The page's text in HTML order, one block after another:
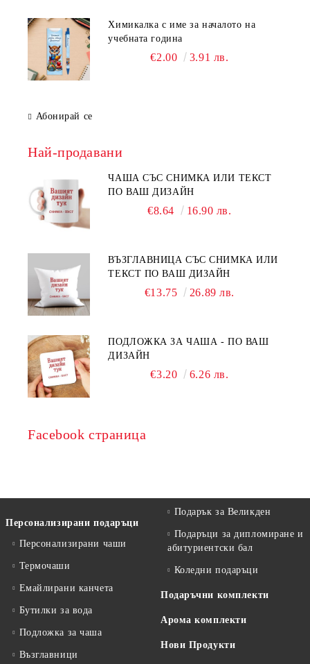
Химикалка с име за началото на
учебната година
€2.00 3.91 лв.
Абонирай се
Най-продавани
ЧАША СЪС СНИМКА ИЛИ ТЕКСТ
ПО ВАШ ДИЗАЙН
€8.64 16.90 лв.
ВЪЗГЛАВНИЦА СЪС СНИМКА ИЛИ
ТЕКСТ ПО ВАШ ДИЗАЙН
€13.75 26.89 лв.
ПОДЛОЖКА ЗА ЧАША - ПО ВАШ
ДИЗАЙН
€3.20 6.26 лв.
Facebook страница
Персонализирани подаръци
Персонализирани чаши
Термочаши
Емайлирани канчета
Бутилки за вода
Подложка за чаша
Възглавници
Подарък за Великден
Подаръци за дипломиране и
абитуриентски бал
Коледни подаръци
Подаръчни комплекти
Арома комплекти
Нови Продукти